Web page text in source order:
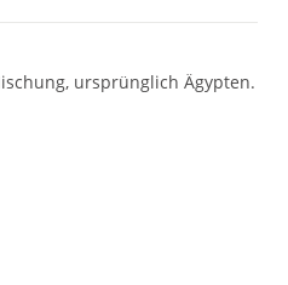
ursprünglich Ägypten.